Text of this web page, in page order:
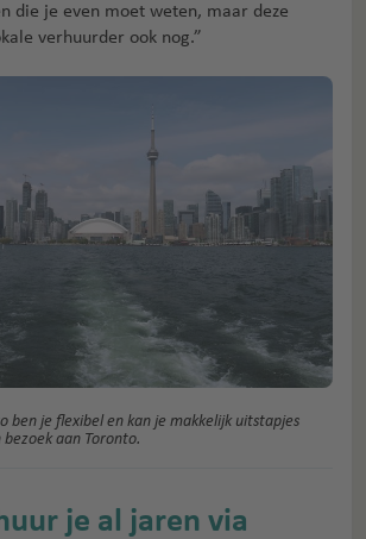
die je even moet weten, maar deze
verhuurder ook nog.”
ben je flexibel en kan je makkelijk uitstapjes
aan Toronto.
je al jaren via